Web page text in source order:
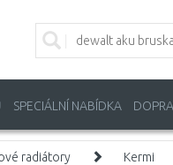
SPECIÁLNÍ NABÍDKA
radiátory Kermi